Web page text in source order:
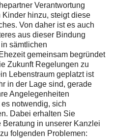
Verantwortung
hinzu, steigt diese
Von daher ist es auch
aus dieser Bindung
sämtlichen
gemeinsam begründet
Zukunft Regelungen zu
Lebenstraum geplatzt ist
in der Lage sind, gerade
Angelegenheiten
notwendig, sich
Dabei erhalten Sie
in unserer Kanzlei
folgenden Problemen: